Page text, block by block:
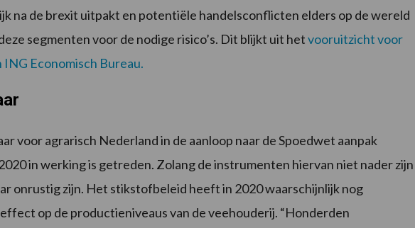
na de brexit uitpakt en potentiële handelsconflicten elders op de wereld
segmenten voor de nodige risico’s. Dit blijkt uit hetvooruitzicht voor
Economisch Bureau.
voor agrarisch Nederland in de aanloop naar de Spoedwet aanpak
in werking is getreden. Zolang de instrumenten hiervan niet nader zijn
onrustig zijn. Het stikstofbeleid heeft in 2020 waarschijnlijk nog
op de productieniveaus van de veehouderij. “Honderden